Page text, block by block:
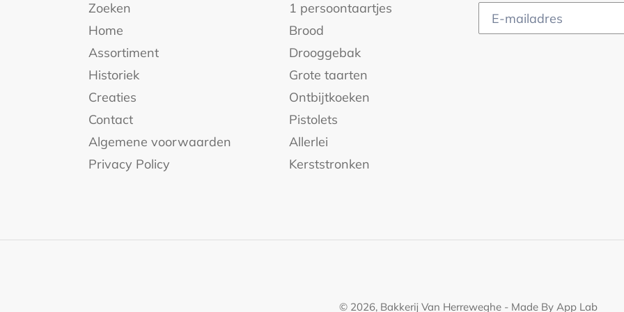
Zoeken
Home
Assortiment
Historiek
Creaties
Contact
Algemene voorwaarden
Privacy Policy
1 persoontaartjes
Brood
Drooggebak
Grote taarten
Ontbijtkoeken
Pistolets
Allerlei
Kerststronken
© 2026, Bakkerij Van Herreweghe- Made By App Lab